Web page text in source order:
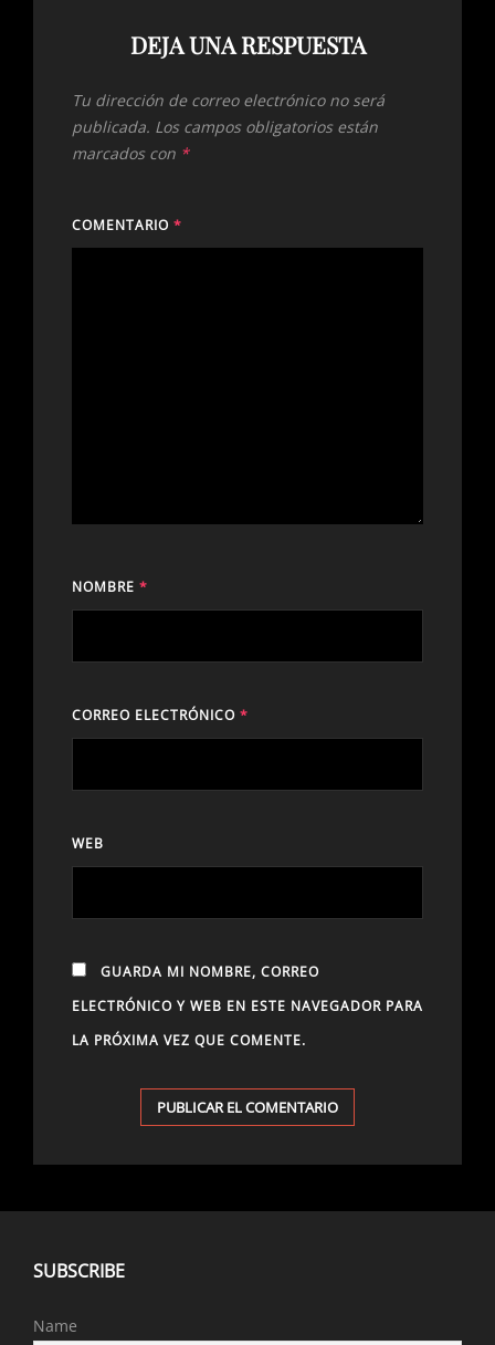
DEJA UNA RESPUESTA
Tu dirección de correo electrónico no será
publicada. Los campos obligatorios están
marcados con *
COMENTARIO *
NOMBRE *
CORREO ELECTRÓNICO *
WEB
GUARDA MI NOMBRE, CORREO
ELECTRÓNICO Y WEB EN ESTE NAVEGADOR PARA
LA PRÓXIMA VEZ QUE COMENTE.
SUBSCRIBE
Name